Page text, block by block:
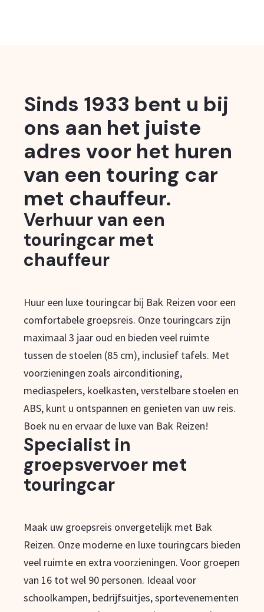
Sinds 1933 bent u bij
ons aan het juiste
adres voor het huren
van een touring car
met chauffeur.
Verhuur van een
touringcar met
chauffeur
Huur een luxe touringcar bij Bak Reizen voor een
comfortabele groepsreis. Onze touringcars zijn
maximaal 3 jaar oud en bieden veel ruimte
tussen de stoelen (85 cm), inclusief tafels. Met
voorzieningen zoals airconditioning,
mediaspelers, koelkasten, verstelbare stoelen en
ABS, kunt u ontspannen en genieten van uw reis.
Boek nu en ervaar de luxe van Bak Reizen!
Specialist in
groepsvervoer met
touringcar
Maak uw groepsreis onvergetelijk met Bak
Reizen. Onze moderne en luxe touringcars bieden
veel ruimte en extra voorzieningen. Voor groepen
van 16 tot wel 90 personen. Ideaal voor
schoolkampen, bedrijfsuitjes, sportevenementen